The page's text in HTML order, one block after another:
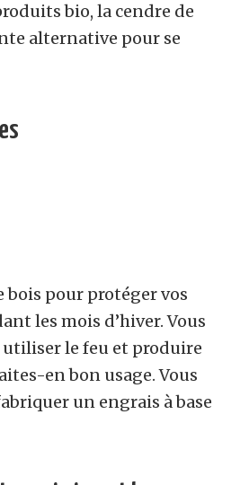
bio, la cendre de
alternative pour se
bois pour protéger vos
les mois d’hiver. Vous
le feu et produire
en bon usage. Vous
un engrais à base